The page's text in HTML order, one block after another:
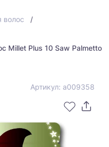
волос
Millet Plus 10 Saw Palmetto
Артикул: a009358